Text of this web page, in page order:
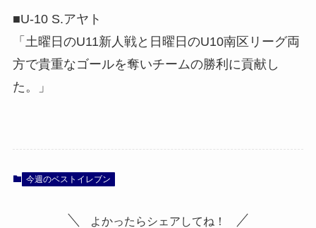
■U-10 S.アヤト
「土曜日のU11新人戦と日曜日のU10南区リーグ両
方で貴重なゴールを奪いチームの勝利に貢献し
た。」
今週のベストイレブン
よかったらシェアしてね！